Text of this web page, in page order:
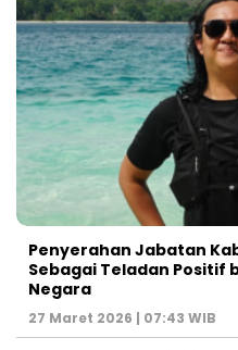
Penyerahan Jabatan
Sebagai Teladan Positif
Negara
27 Maret 2026 | 07:43 WIB